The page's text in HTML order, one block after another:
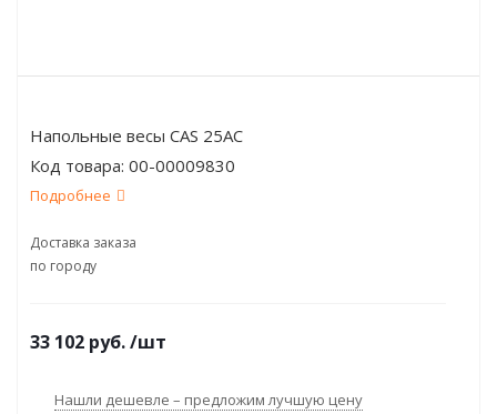
Напольные весы CAS 25AC
Код товара: 00-00009830
Подробнее
Доставка заказа
по городу
33 102 руб./шт
Нашли дешевле – предложим лучшую цену